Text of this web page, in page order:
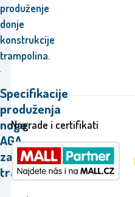
produženje
donje
konstrukcije
trampolina.
Specifikacije
produženja
noge
AGA
za
trampolin.
Nagrade i certifikati